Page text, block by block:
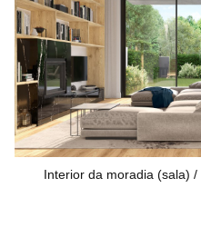
Interior da moradia (sala)